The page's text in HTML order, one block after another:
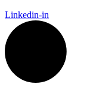
Linkedin-in